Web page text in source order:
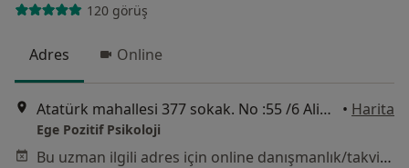
120 görüş
Adres Online
Atatürk mahallesi 377 sokak. No :55 /6 Aliağa, İzmir • Harita
Ege Pozitif Psikoloji
Bu uzman ilgili adres için online danışmanlık/takvim sunmuyor.